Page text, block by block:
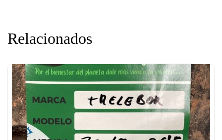
Relacionados